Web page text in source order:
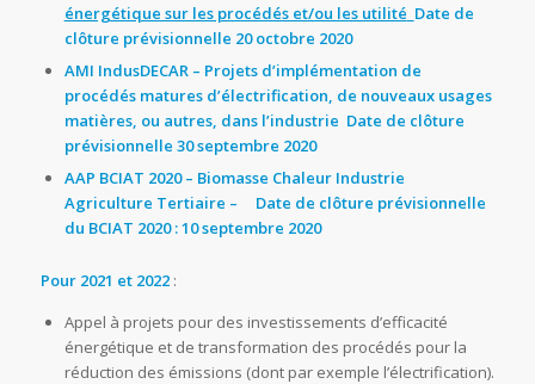
énergétique sur les procédés et/ou les utilité Date de
clôture prévisionnelle 20 octobre 2020
AMI IndusDECAR – Projets d’implémentation de
procédés matures d’électrification, de nouveaux usages
matières, ou autres, dans l’industrie Date de clôture
prévisionnelle 30 septembre 2020
AAP BCIAT 2020 – Biomasse Chaleur Industrie
Agriculture Tertiaire –
Date de clôture prévisionnelle
du BCIAT 2020 : 10 septembre 2020
Pour 2021 et 2022:
Appel à projets pour des investissements d’efficacité
énergétique et de transformation des procédés pour la
réduction des émissions (dont par exemple l’électrification).